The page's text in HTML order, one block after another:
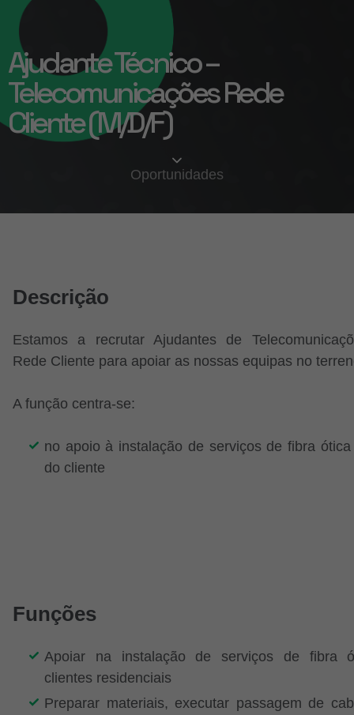
Ajudante Técnico –
Telecomunicações Rede
Cliente (M/D/F)
Oportunidades
Descrição
Estamos a recrutar Ajudantes de
Rede Cliente para apoiar as nossas equipas no
A função centra-se:
no apoio à instalação de serviços de fibra
do cliente
Funções
Apoiar na instalação de serviços de fibra
clientes residenciais
Preparar materiais, executar passagem de